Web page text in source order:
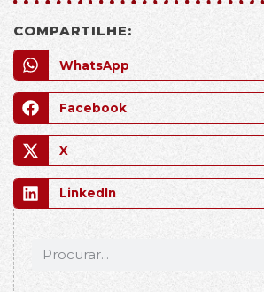
COMPARTILHE:
WhatsApp
Facebook
X
LinkedIn